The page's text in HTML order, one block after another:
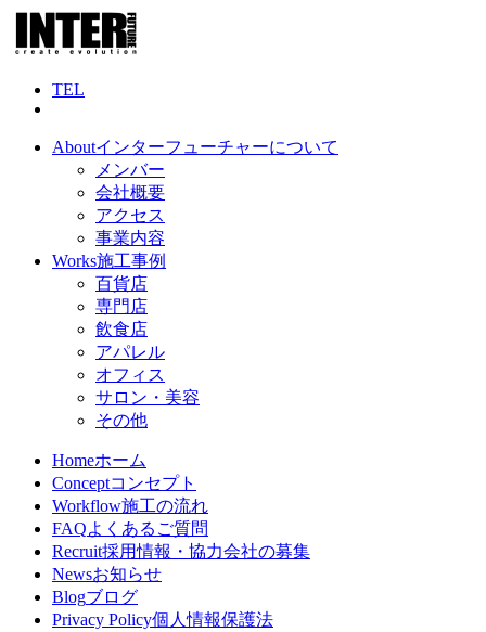
TEL
Aboutインターフューチャーについて
メンバー
会社概要
アクセス
事業内容
Works施工事例
百貨店
専門店
飲食店
アパレル
オフィス
サロン・美容
その他
Homeホーム
Conceptコンセプト
Workflow施工の流れ
FAQよくあるご質問
Recruit採用情報・協力会社の募集
Newsお知らせ
Blogブログ
Privacy Policy個人情報保護法